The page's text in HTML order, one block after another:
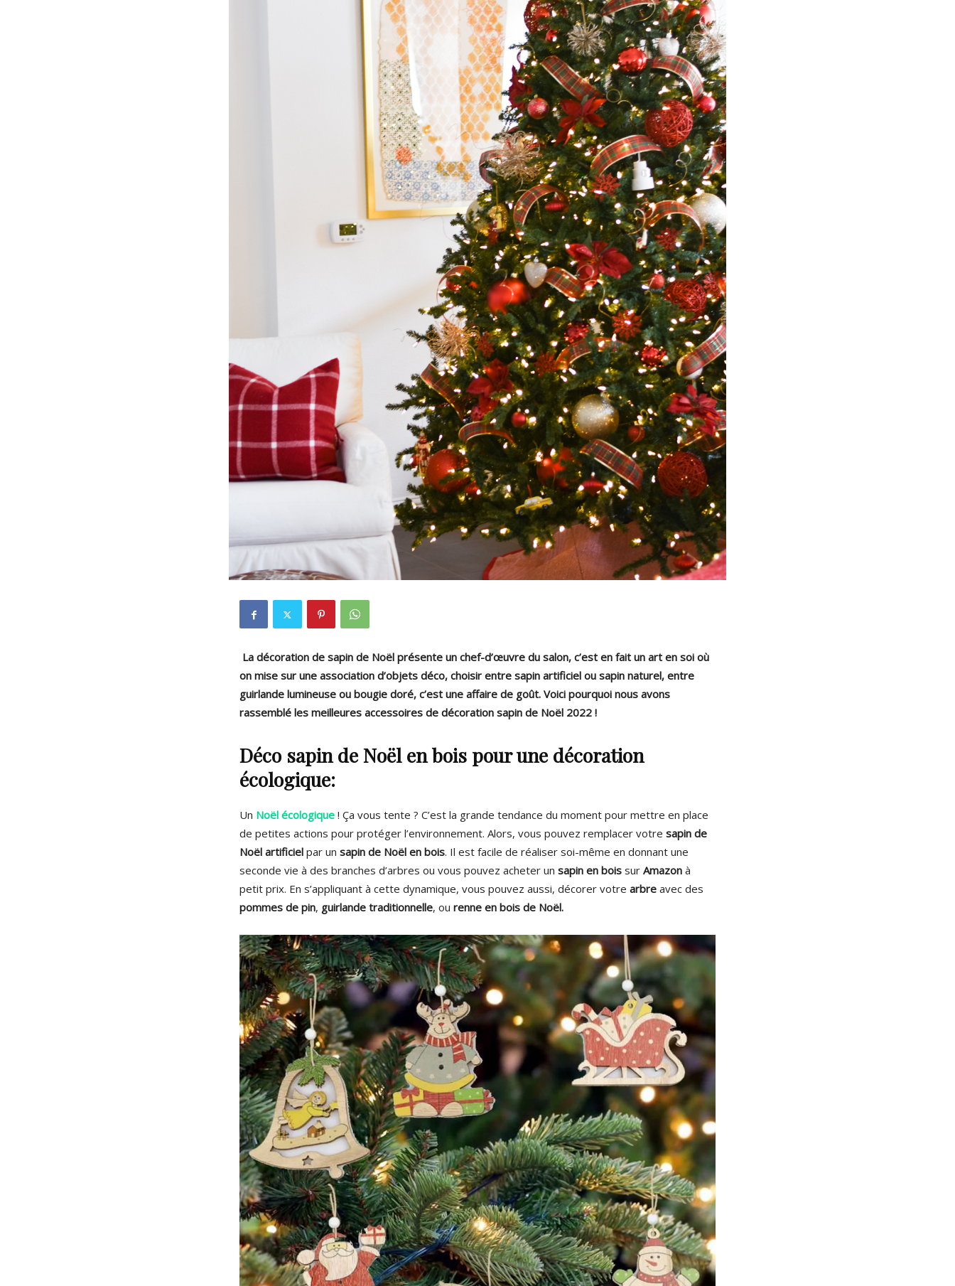
La décoration de sapin de Noël présente un chef-d’œuvre du salon, c’est en fait un art en soi où
on mise sur une association d’objets déco, choisir entre sapin artificiel ou sapin naturel, entre
guirlande lumineuse ou bougie doré, c’est une affaire de goût. Voici pourquoi nous avons
rassemblé les meilleures accessoires de décoration sapin de Noël 2022 !
Déco sapin de Noël en bois pour une décoration
écologique:
Un Noël écologique ! Ça vous tente ? C’est la grande tendance du moment pour mettre en place
de petites actions pour protéger l’environnement. Alors, vous pouvez remplacer votre sapin de
Noël artificiel par un sapin de Noël en bois. Il est facile de réaliser soi-même en donnant une
seconde vie à des branches d’arbres ou vous pouvez acheter un sapin en bois sur Amazon à
petit prix. En s’appliquant à cette dynamique, vous pouvez aussi, décorer votre arbre avec des
pommes de pin, guirlande traditionnelle, ou renne en bois de Noël.